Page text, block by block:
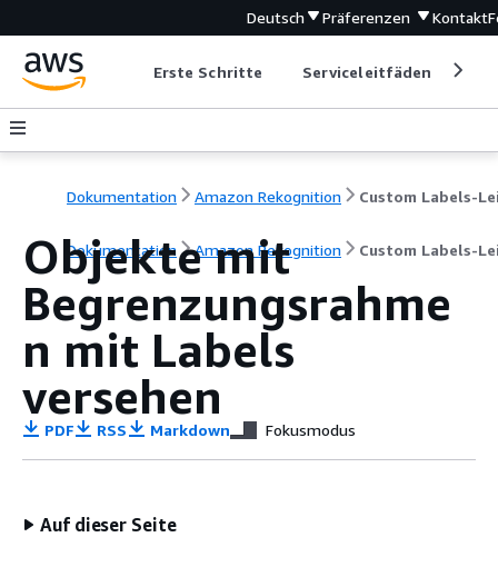
Deutsch Präferenzen Kontakt
Erste Schritte Serviceleitfäden
Dokumentation Amazon Rekognition
Dokumentation Amazon Rekognition Custom Labels-
Objekte mit
Begrenzungsrahme
n mit Labels
versehen
PDF RSS Markdown Fokusmodus
Auf dieser Seite